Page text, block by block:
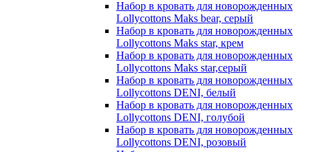
Набор в кровать для новорожденных
Lollycottons Maks bear, серый
Набор в кровать для новорожденных
Lollycottons Maks star, крем
Набор в кровать для новорожденных
Lollycottons Maks star,серый
Набор в кровать для новорожденных
Lollycottons DENI, белый
Набор в кровать для новорожденных
Lollycottons DENI, голубой
Набор в кровать для новорожденных
Lollycottons DENI, розовый